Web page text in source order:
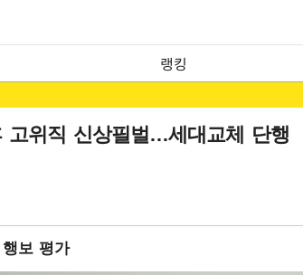
랭킹
고위직 신상필벌…세대교체 단행
보 평가